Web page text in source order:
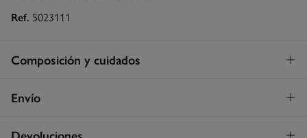
Ref. 5023111
Composición y cuidados
Composición
Envío
Envío a tienda
¡GRATIS!